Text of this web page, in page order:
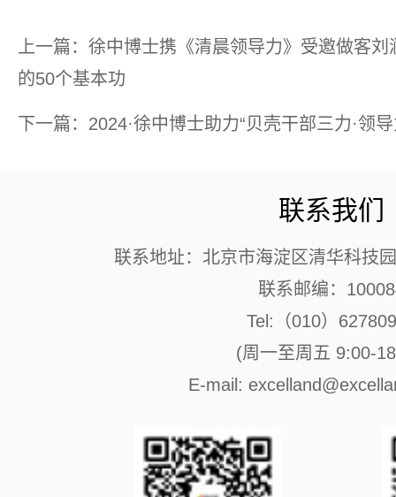
上一篇：徐中博士携《清晨领导力》受邀做客
的50个基本功
下一篇：2024·徐中博士助力“贝壳干部三力·领
联系我们
联系地址：北京市海淀区清华科技
联系邮编：
Tel:（010）
(周一至周五 9:00-
E-mail: